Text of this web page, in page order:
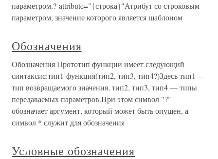
параметром.? attribute="{строка}"Атрибут со строковым
параметром, значение которого является шаблоном
Обозначения
Обозначения Прототип функции имеет следующий
синтаксис:тип1 функция(тип2, тип3, тип4?)Здесь тип1 —
тип возвращаемого значения, тип2, тип3, тип4 — типы
передаваемых параметров.При этом символ "?"
обозначает аргумент, который может быть опущен, а
символ * служит для обозначения
Условные обозначения